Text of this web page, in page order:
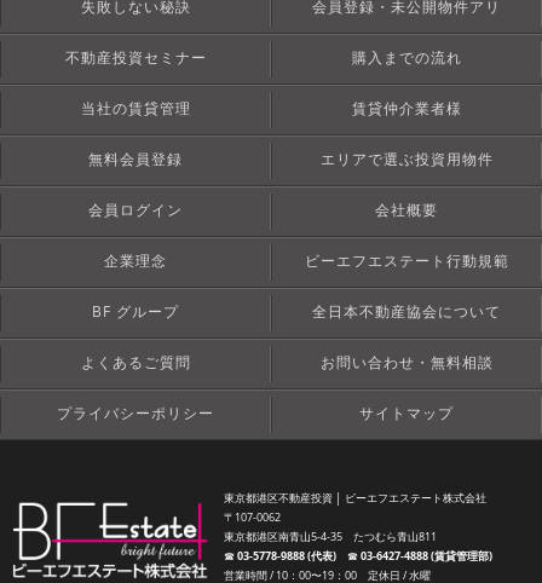
失敗しない秘訣 会員登録・未公開物件アリ
不動産投資セミナー 購入までの流れ
当社の賃貸管理 賃貸仲介業者様
無料会員登録 エリアで選ぶ投資用物件
会員ログイン 会社概要
企業理念 ビーエフエステート行動規範
BF グループ 全日本不動産協会について
よくあるご質問 お問い合わせ・無料相談
プライバシーポリシー サイトマップ
東京都港区不動産投資 │ ビーエフエステート株式会社
〒107-0062
東京都港区南青山5-4-35 たつむら青山811
☎︎03-5778-9888 (代表)☎︎03-6427-4888 (賃貸管理部)
営業時間 / 10：00〜19：00 定休日 / 水曜